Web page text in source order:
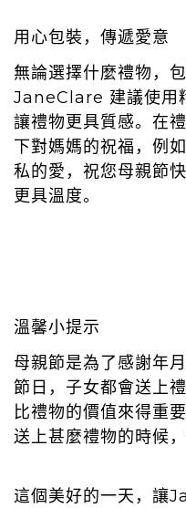
用心包裝，傳遞愛意
無論選擇什麼禮物，
JaneClare 建議使用
讓禮物更具質感。在
下對媽媽的祝福，例
私的愛，祝您母親節
更具溫度。
溫馨小提示
母親節是為了感謝年
節日，子女都會送上
比禮物的價值來得重
送上甚麼禮物的時候
這個美好的一天，讓